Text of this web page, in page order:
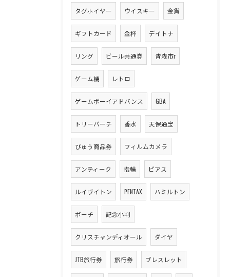
タグホイヤー ウイスキー 金貨
ギフトカード 金杯 デイトナ
リング ビール共通券 青森市r
ゲーム機 レトロ
ゲームボーイアドバンス GBA
トリーバーチ 香水 天保通宝
びゅう商品券 フィルムカメラ
アンティーク 指輪 ピアス
ルイヴイトン PENTAX ハミルトン
ポーチ 記念小判
クリスチャンディオール ダイヤ
JTB旅行券 旅行券 ブレスレット